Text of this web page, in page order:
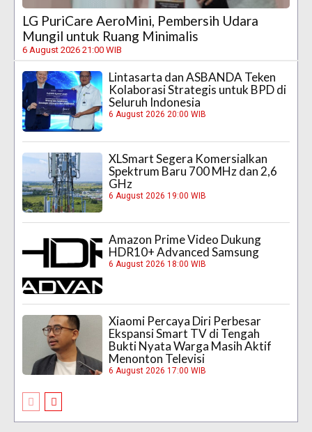
LG PuriCare AeroMini, Pembersih Udara
Mungil untuk Ruang Minimalis
6 August 2026 21:00 WIB
Lintasarta dan ASBANDA Teken
Kolaborasi Strategis untuk BPD di
Seluruh Indonesia
6 August 2026 20:00 WIB
XLSmart Segera Komersialkan
Spektrum Baru 700 MHz dan 2,6
GHz
6 August 2026 19:00 WIB
Amazon Prime Video Dukung
HDR10+ Advanced Samsung
6 August 2026 18:00 WIB
Xiaomi Percaya Diri Perbesar
Ekspansi Smart TV di Tengah
Bukti Nyata Warga Masih Aktif
Menonton Televisi
6 August 2026 17:00 WIB